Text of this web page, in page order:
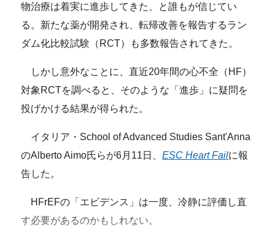
物治療は着実に進歩してきた、と誰もが信じてい
る。新たな薬が開発され、転帰改善を報告するラン
ダム化比較試験（RCT）も多数報告されてきた。
しかし意外なことに、直近20年間の心不全（HF）
対象RCTを調べると、そのような「進歩」に疑問を
投げかける結果が得られた。
イタリア・School of Advanced Studies Sant'Anna
のAlberto Aimo氏らが6月11日、ESC Heart Failに報
告した。
HFrEFの「エビデンス」は一度、冷静に評価し直
す必要があるのかもしれない。